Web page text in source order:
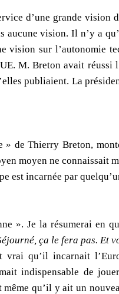
d’une grande vision
aucune vision. Il n’y a
vision sur l’autonomie
M. Breton avait
publiaient. La
de Thierry Breton,
moyen ne connaissait
est incarnée par
». Je la résumerai en
ça le fera pas. Et
vrai qu’il incarnait
indispensable de
même qu’il y ait un